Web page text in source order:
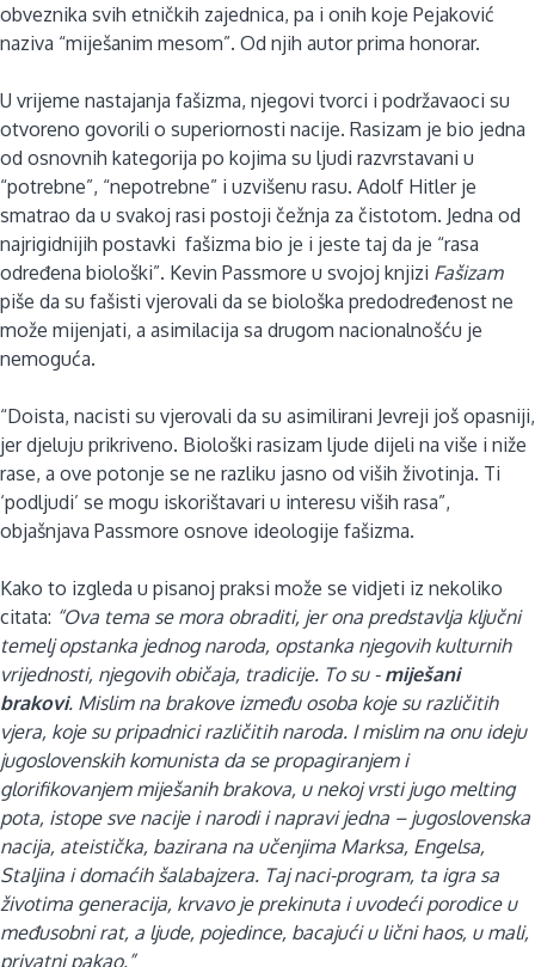
obveznika svih etničkih zajednica, pa i onih koje Pejaković
naziva “miješanim mesom”. Od njih autor prima honorar.
U vrijeme nastajanja fašizma, njegovi tvorci i podržavaoci su
otvoreno govorili o superiornosti nacije. Rasizam je bio jedna
od osnovnih kategorija po kojima su ljudi razvrstavani u
“potrebne”, “nepotrebne” i uzvišenu rasu. Adolf Hitler je
smatrao da u svakoj rasi postoji čežnja za čistotom. Jedna od
najrigidnijih postavki fašizma bio je i jeste taj da je “rasa
određena biološki”. Kevin Passmore u svojoj knjizi Fašizam
piše da su fašisti vjerovali da se biološka predodređenost ne
može mijenjati, a asimilacija sa drugom nacionalnošću je
nemoguća.
“Doista, nacisti su vjerovali da su asimilirani Jevreji još opasniji,
jer djeluju prikriveno. Biološki rasizam ljude dijeli na više i niže
rase, a ove potonje se ne razliku jasno od viših životinja. Ti
‘podljudi’ se mogu iskorištavari u interesu viših rasa”,
objašnjava Passmore osnove ideologije fašizma.
Kako to izgleda u pisanoj praksi može se vidjeti iz nekoliko
citata: “Ova tema se mora obraditi, jer ona predstavlja ključni
temelj opstanka jednog naroda, opstanka njegovih kulturnih
vrijednosti, njegovih običaja, tradicije. To su - miješani
brakovi. Mislim na brakove između osoba koje su različitih
vjera, koje su pripadnici različitih naroda. I mislim na onu ideju
jugoslovenskih komunista da se propagiranjem i
glorifikovanjem miješanih brakova, u nekoj vrsti jugo melting
pota, istope sve nacije i narodi i napravi jedna – jugoslovenska
nacija, ateistička, bazirana na učenjima Marksa, Engelsa,
Staljina i domaćih šalabajzera. Taj naci-program, ta igra sa
životima generacija, krvavo je prekinuta i uvodeći porodice u
međusobni rat, a ljude, pojedince, bacajući u lični haos, u mali,
privatni pakao.”